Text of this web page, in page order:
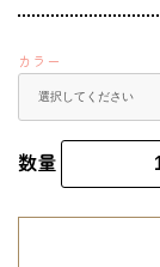
カラー
数量